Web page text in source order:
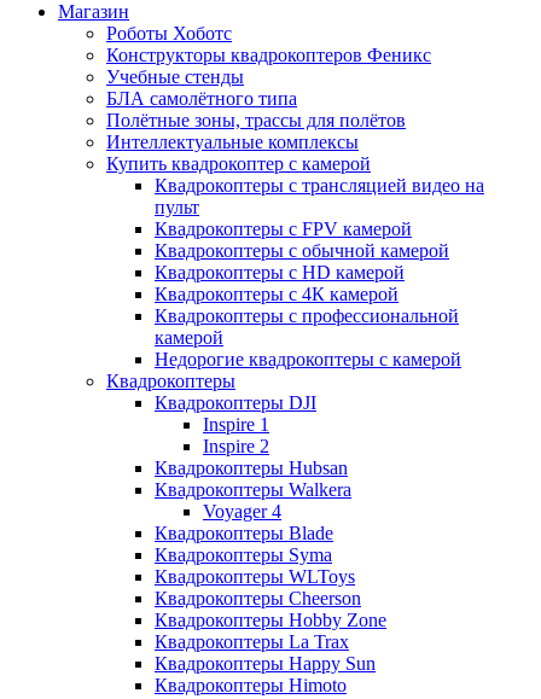
Магазин
Роботы Хоботс
Конструкторы квадрокоптеров Феникс
Учебные стенды
БЛА самолётного типа
Полётные зоны, трассы для полётов
Интеллектуальные комплексы
Купить квадрокоптер с камерой
Квадрокоптеры с трансляцией видео на
пульт
Квадрокоптеры с FPV камерой
Квадрокоптеры с обычной камерой
Квадрокоптеры с HD камерой
Квадрокоптеры с 4К камерой
Квадрокоптеры с профессиональной
камерой
Недорогие квадрокоптеры с камерой
Квадрокоптеры
Квадрокоптеры DJI
Inspire 1
Inspire 2
Квадрокоптеры Hubsan
Квадрокоптеры Walkera
Voyager 4
Квадрокоптеры Blade
Квадрокоптеры Syma
Квадрокоптеры WLToys
Квадрокоптеры Cheerson
Квадрокоптеры Hobby Zone
Квадрокоптеры La Trax
Квадрокоптеры Happy Sun
Квадрокоптеры Himoto